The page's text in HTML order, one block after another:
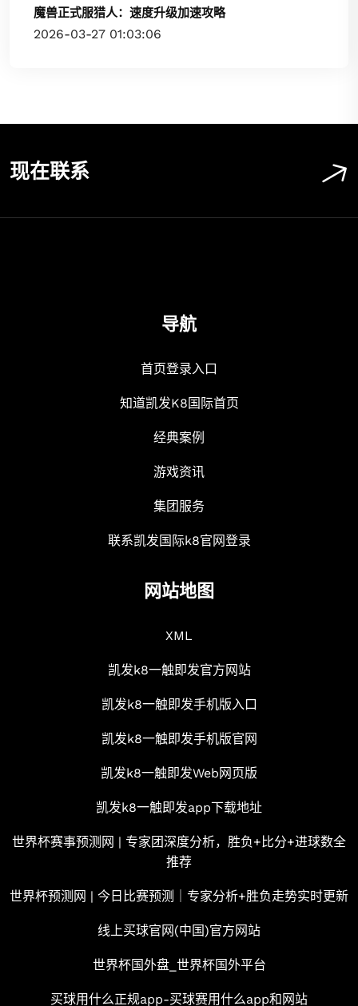
魔兽正式服猎人：速度升级加速攻略
2026-03-27 01:03:06
现在联系
导航
首页登录入口
知道凯发K8国际首页
经典案例
游戏资讯
集团服务
联系凯发国际k8官网登录
网站地图
XML
凯发k8一触即发官方网站
凯发k8一触即发手机版入口
凯发k8一触即发手机版官网
凯发k8一触即发Web网页版
凯发k8一触即发app下载地址
世界杯赛事预测网 | 专家团深度分析，胜负+比分+进球数全
推荐
世界杯预测网 | 今日比赛预测｜专家分析+胜负走势实时更新
线上买球官网(中国)官方网站
世界杯国外盘_世界杯国外平台
买球用什么正规app-买球赛用什么app和网站